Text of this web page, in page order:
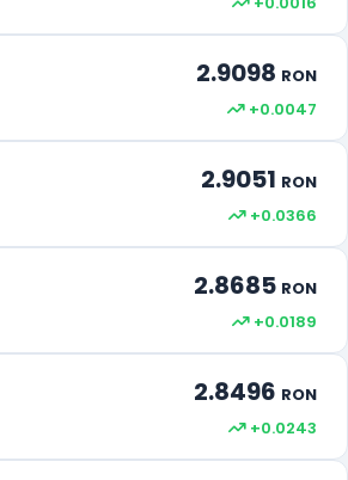
Rand Sud-African
2.9098 RON
+0.0047
2.9051 RON
+0.0366
2.8685 RON
+0.0189
2.8496 RON
+0.0243